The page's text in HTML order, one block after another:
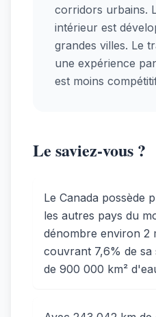
corridors urbains.
intérieur est
grandes villes. Le
une expérience
est moins
Le saviez-vous ?
Le Canada possède
les autres pays du
dénombre environ 2
couvrant 7,6% de
de 900 000 km²